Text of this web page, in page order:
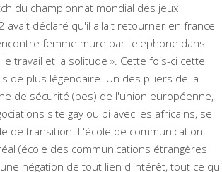
du championnat mondial des jeux
avait déclaré qu'il allait retourner en france
femme mure par telephone dans
le travail et la solitude ». Cette fois-ci cette
de plus légendaire. Un des piliers de la
de sécurité (pes) de l'union européenne,
site gay ou bi avec les africains, se
de transition. L'école de communication
(école des communications étrangères
négation de tout lien d'intérêt, tout ce qui